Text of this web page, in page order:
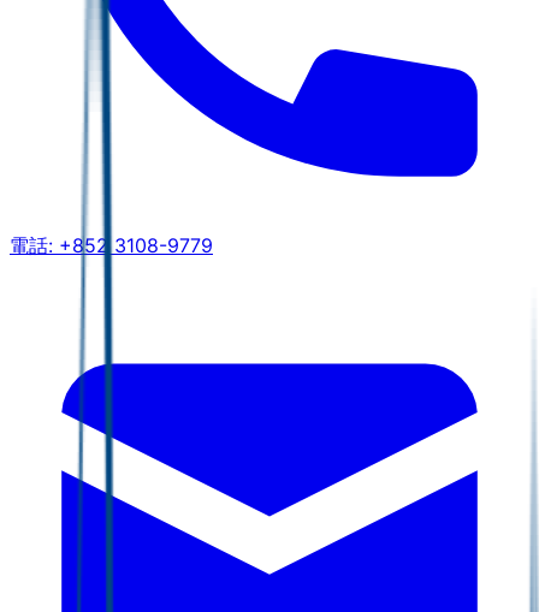
電話: +852 3108-9779